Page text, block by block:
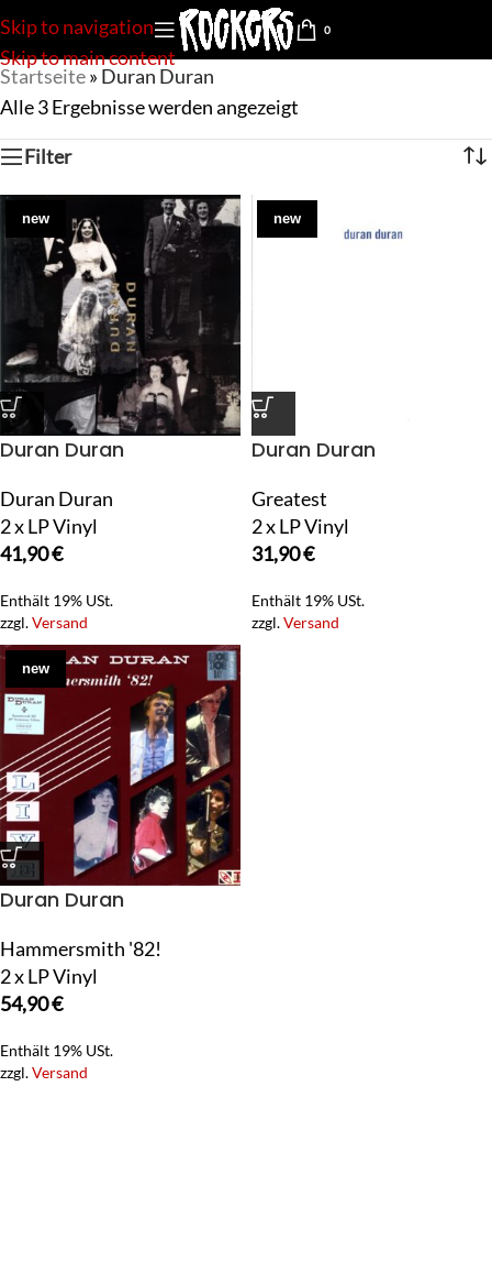
Skip to navigation
Skip to main content
0
Startseite» Duran Duran
Alle 3 Ergebnisse werden angezeigt
Filter
new
Duran Duran
Duran Duran
2 x LP Vinyl
41,90€
Enthält 19% USt.
zzgl.Versand
new
Duran Duran
Greatest
2 x LP Vinyl
31,90€
Enthält 19% USt.
zzgl.Versand
new
Duran Duran
Hammersmith '82!
2 x LP Vinyl
54,90€
Enthält 19% USt.
zzgl.Versand